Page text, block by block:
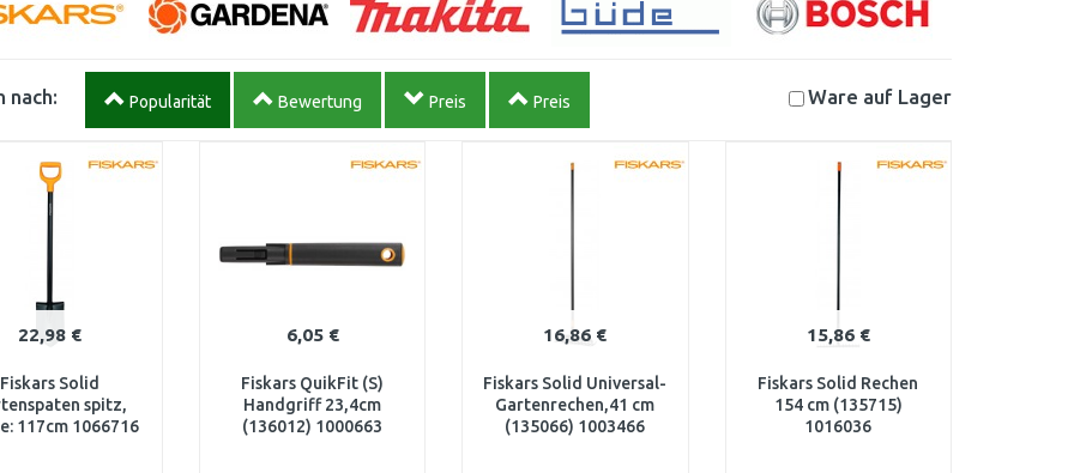
nach: Popularität Bewertung Preis Preis Ware auf Lager
22,98 €
Fiskars Solid
spitz,
117cm 1066716
6,05 €
Fiskars QuikFit (S)
Handgriff 23,4cm
(136012) 1000663
16,86 €
Fiskars Solid Universal-
Gartenrechen,41 cm
(135066) 1003466
15,86 €
Fiskars Solid Rechen
154 cm (135715)
1016036